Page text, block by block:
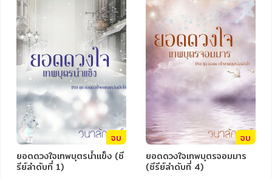
ภาษาศาสตร์
หนังสือเด็ก
การพัฒนาตนเอง
ความรู้ทั่วไป
การ์ตูนความรู้ การ์ตูน
การ์ตูนมังงะ (Manga)จบ
ยอดดวงใจเทพบุตรน้ำแข็ง (ซี
รีย์ลำดับที่ 1)
จบ
ยอดดวงใจเทพบุตรจอมมาร
(ซีรีย์ลำดับที่ 4)